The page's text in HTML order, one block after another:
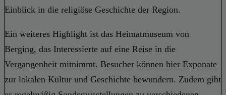
Einblick in die religiöse Geschichte der Region.
Ein weiteres Highlight ist das Heimatmuseum von
Berging, das Interessierte auf eine Reise in die
Vergangenheit mitnimmt. Besucher können hier Exponate
zur lokalen Kultur und Geschichte bewundern. Zudem gibt